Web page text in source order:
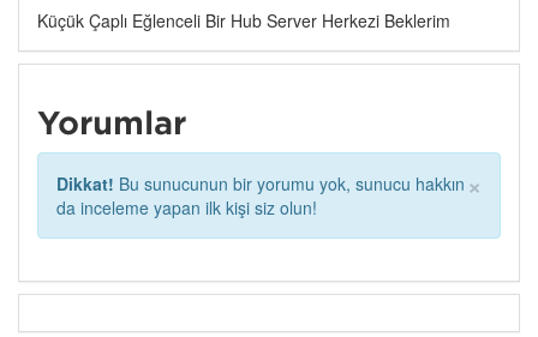
Küçük Çaplı Eğlenceli Bir Hub Server Herkezi Beklerim
Yorumlar
×
Dikkat! Bu sunucunun bir yorumu yok, sunucu hakkın
da inceleme yapan ilk kişi siz olun!